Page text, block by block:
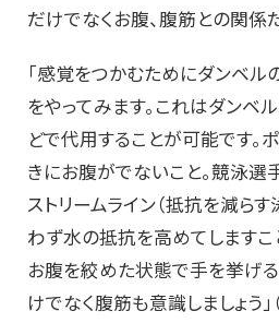
だけでなくお腹、腹筋との関係
「感覚をつかむためにダンベ
をやってみます。これはダンベ
どで代用することが可能です。
きにお腹がでないこと。競泳選
ストリームライン（抵抗を減ら
わず水の抵抗を高めてしますこ
お腹を絞めた状態で手を挙げ
けでなく腹筋も意識しましょう」